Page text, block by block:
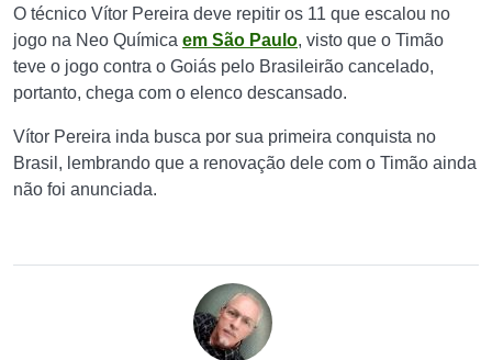
O técnico Vítor Pereira deve repitir os 11 que escalou no
jogo na Neo Química em São Paulo, visto que o Timão
teve o jogo contra o Goiás pelo Brasileirão cancelado,
portanto, chega com o elenco descansado.
Vítor Pereira inda busca por sua primeira conquista no
Brasil, lembrando que a renovação dele com o Timão ainda
não foi anunciada.